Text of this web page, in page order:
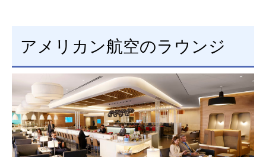
アメリカン航空のラウンジ